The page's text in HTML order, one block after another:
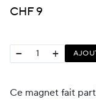
CHF9
− +
Ce magnet fait